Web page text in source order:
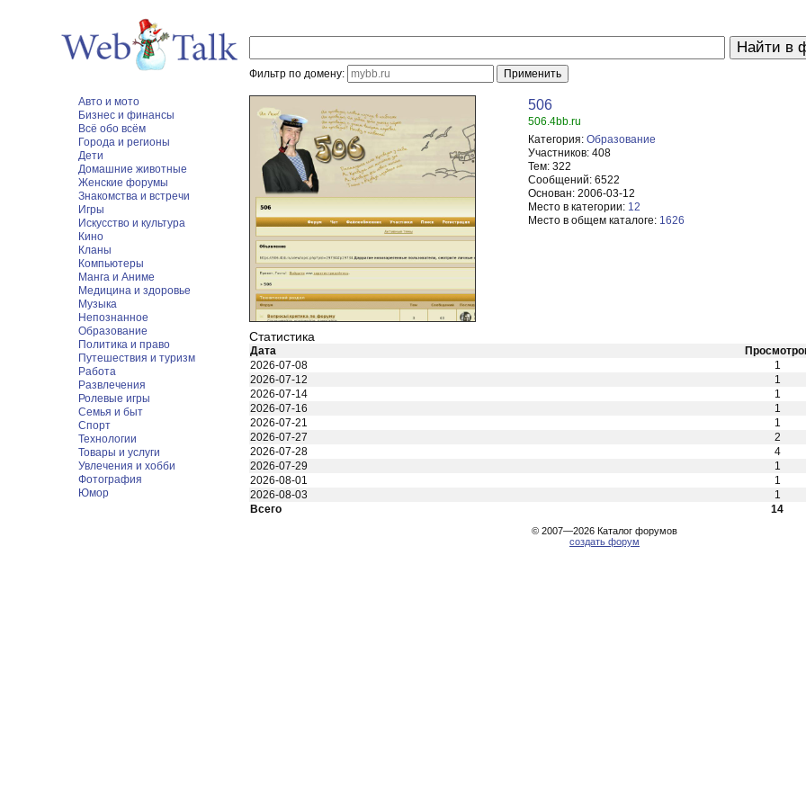
Фильтр по домену:
Авто и мото
Бизнес и финансы
Всё обо всём
Города и регионы
Дети
Домашние животные
Женские форумы
Знакомства и встречи
Игры
Искусство и культура
Кино
Кланы
Компьютеры
Манга и Аниме
Медицина и здоровье
Музыка
Непознанное
Образование
Политика и право
Путешествия и туризм
Работа
Развлечения
Ролевые игры
Семья и быт
Спорт
Технологии
Товары и услуги
Увлечения и хобби
Фотография
Юмор
506
506.4bb.ru
Категория: Образование
Участников: 408
Тем: 322
Сообщений: 6522
Основан: 2006-03-12
Место в категории: 12
Место в общем каталоге: 1626
Статистика
Дата
2026-07-08
1
2026-07-12
1
2026-07-14
1
2026-07-16
1
2026-07-21
1
2026-07-27
2
2026-07-28
4
2026-07-29
1
2026-08-01
1
2026-08-03
1
Всего
14
© 2007—2026 Каталог форумов
создать форум